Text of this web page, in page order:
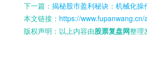
下一篇： 揭秘股市盈利秘诀：机械化操
本文链接： https://
版权声明：以上内容由股票复盘网整理